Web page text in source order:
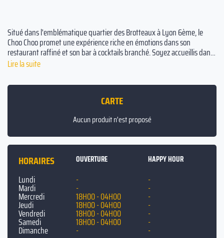
Situé dans l'emblématique quartier des Brotteaux à Lyon 6ème, le
Choo Choo promet une expérience riche en émotions dans son
restaurant raffiné et son bar à cocktails branché. Soyez accueillis dans
ce lieu unique, conçu par quatre associés passionnés, niché au sein de
Plongez dans une atmosphère chaleureuse et animée, typique du
Lire la suite
CARTE
Aucun produit n'est proposé
HORAIRES OUVERTURE HAPPY HOUR
Lundi - -
Mardi - -
Mercredi 18H00 - 04H00 -
Jeudi 18H00 - 04H00 -
Vendredi 18H00 - 04H00 -
Samedi 18H00 - 04H00 -
Dimanche - -